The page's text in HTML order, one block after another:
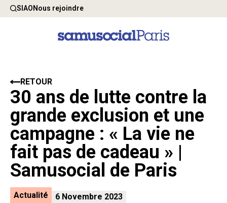
SIAONous rejoindre
30 ans de lutte contre la
grande exclusion et une
campagne : « La vie ne
fait pas de cadeau » |
Samusocial de Paris
RETOUR
Actualité 6 Novembre 2023